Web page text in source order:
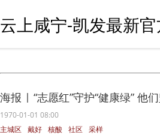
云上咸宁-凯发最新
海报 | “志愿红”守护“健康绿” 他
1970-01-01 08:00
主城区 戴好 核酸 社区 采样